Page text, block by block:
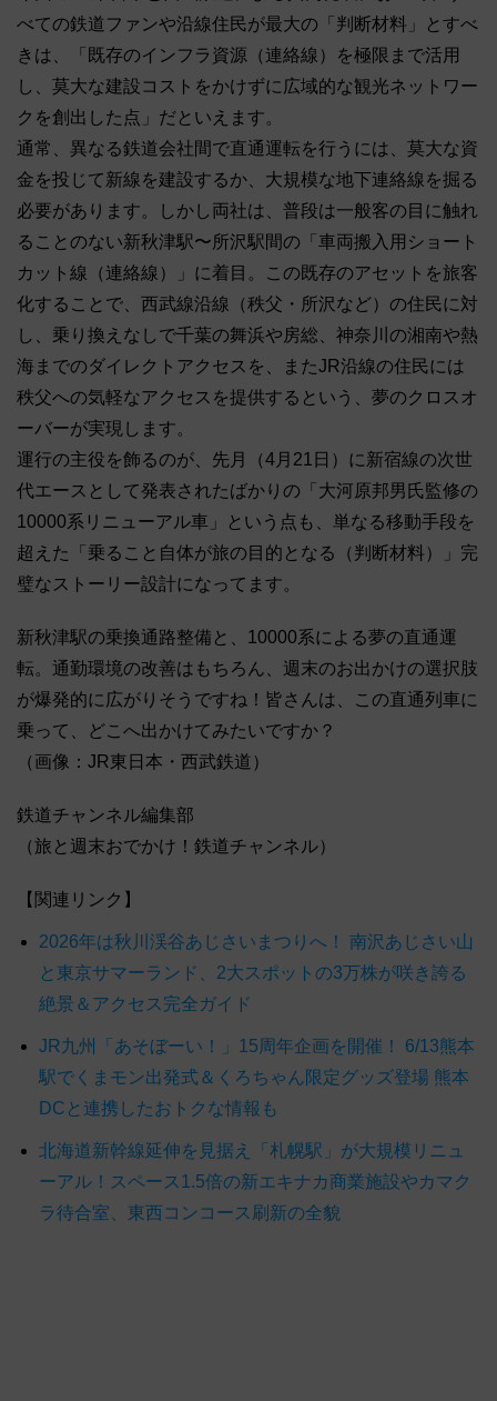
べての鉄道ファンや沿線住民が最大の「判断材料」とすべ
きは、「既存のインフラ資源（連絡線）を極限まで活用
し、莫大な建設コストをかけずに広域的な観光ネットワー
クを創出した点」だといえます。
通常、異なる鉄道会社間で直通運転を行うには、莫大な資
金を投じて新線を建設するか、大規模な地下連絡線を掘る
必要があります。しかし両社は、普段は一般客の目に触れ
ることのない新秋津駅〜所沢駅間の「車両搬入用ショート
カット線（連絡線）」に着目。この既存のアセットを旅客
化することで、西武線沿線（秩父・所沢など）の住民に対
し、乗り換えなしで千葉の舞浜や房総、神奈川の湘南や熱
海までのダイレクトアクセスを、またJR沿線の住民には
秩父への気軽なアクセスを提供するという、夢のクロスオ
ーバーが実現します。
運行の主役を飾るのが、先月（4月21日）に新宿線の次世
代エースとして発表されたばかりの「大河原邦男氏監修の
10000系リニューアル車」という点も、単なる移動手段を
超えた「乗ること自体が旅の目的となる（判断材料）」完
璧なストーリー設計になってます。
新秋津駅の乗換通路整備と、10000系による夢の直通運
転。通勤環境の改善はもちろん、週末のお出かけの選択肢
が爆発的に広がりそうですね！皆さんは、この直通列車に
乗って、どこへ出かけてみたいですか？
（画像：JR東日本・西武鉄道）
鉄道チャンネル編集部
（旅と週末おでかけ！鉄道チャンネル）
【関連リンク】
2026年は秋川渓谷あじさいまつりへ！ 南沢あじさい山
と東京サマーランド、2大スポットの3万株が咲き誇る
絶景＆アクセス完全ガイド
JR九州「あそぼーい！」15周年企画を開催！ 6/13熊本
駅でくまモン出発式＆くろちゃん限定グッズ登場 熊本
DCと連携したおトクな情報も
北海道新幹線延伸を見据え「札幌駅」が大規模リニュ
ーアル！スペース1.5倍の新エキナカ商業施設やカマク
ラ待合室、東西コンコース刷新の全貌